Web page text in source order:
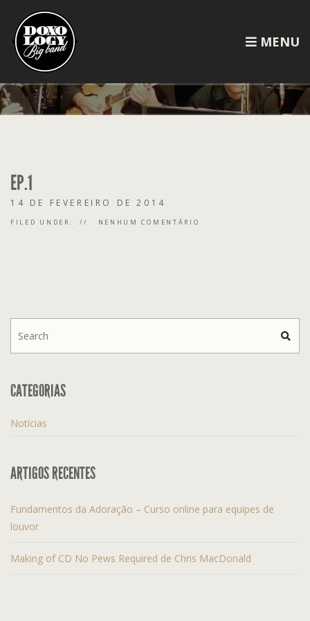
MENU
EP.1
14 DE FEVEREIRO DE 2014
FILED UNDER: NENHUM COMENTÁRIO
CATEGORIAS
Notícias
ARTIGOS RECENTES
Fundamentos da Adoração – Curso online para equipes de
louvor
Making of CD No Pews Required de Chris MacDonald